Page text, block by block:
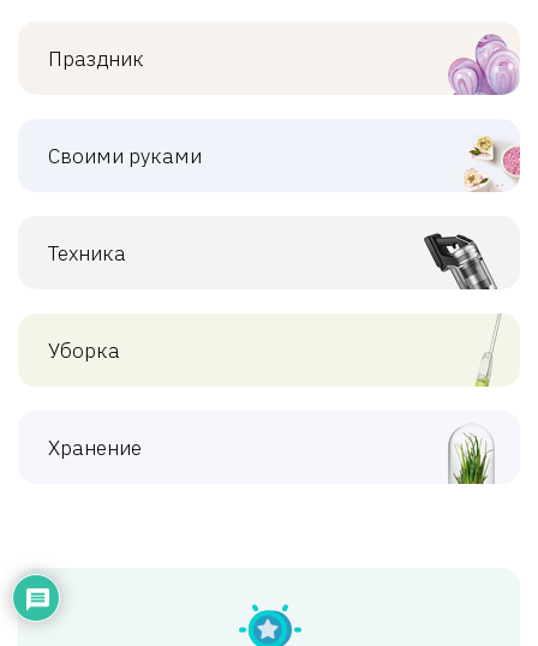
Праздник
Своими руками
Техника
Уборка
Хранение